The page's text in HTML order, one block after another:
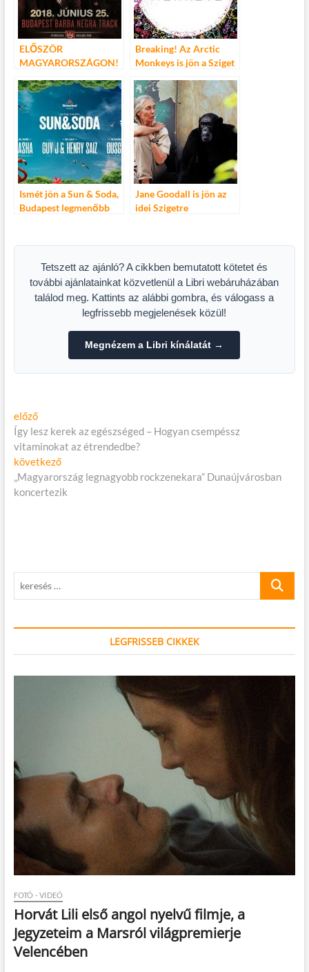
ELŐSZÖR
MAGYARORSZÁGON!
Breaking! Az Arctic
Monkeys is jön a Sziget
Ismét jön a Sun & Soda,
Budapest legmenőbb
Jane Goodall is jön az
idei Szigetre
Tetszett az ajánló? A cikkben bemutatott kötetet és
további ajánlatainkat közvetlenül a Libri webáruházában
találod meg. Kattints az alábbi gombra, és válogass a
legfrissebb megjelenések közül!
Megnézem a Libri kínálatát →
Bejegyzés
navigáció
előzőElőző
cikk:
Így lesz kerek az egészséged – Hogyan csempéssz
vitaminokat az étrendedbe?
következőKövetkező
cikk:
„Magyarország legnagyobb rockzenekara” Dunaújvárosban
koncertezik
keresés
LEGFRISSEB CIKKEK
FOTÓ - VIDEÓ
Horvát Lili első angol nyelvű filmje, a
Jegyzeteim a Marsról világpremierje
Velencében